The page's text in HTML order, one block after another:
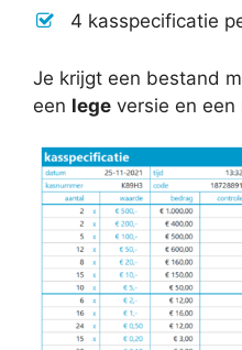
4 kasspecificatie
Je krijgt een bestand
een lege versie en een